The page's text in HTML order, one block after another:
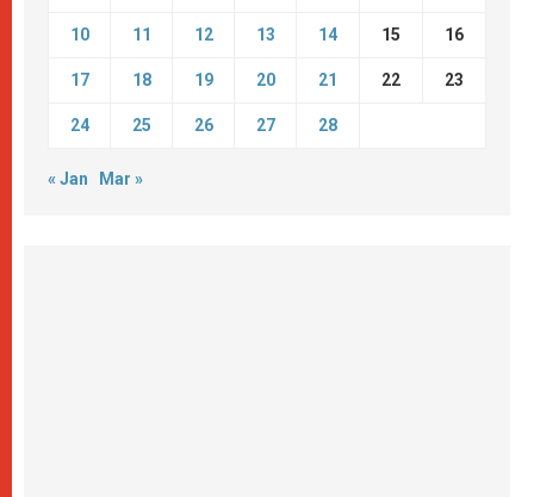
10 11 12 13 14 15 16
17 18 19 20 21 22 23
24 25 26 27 28
« Jan Mar »